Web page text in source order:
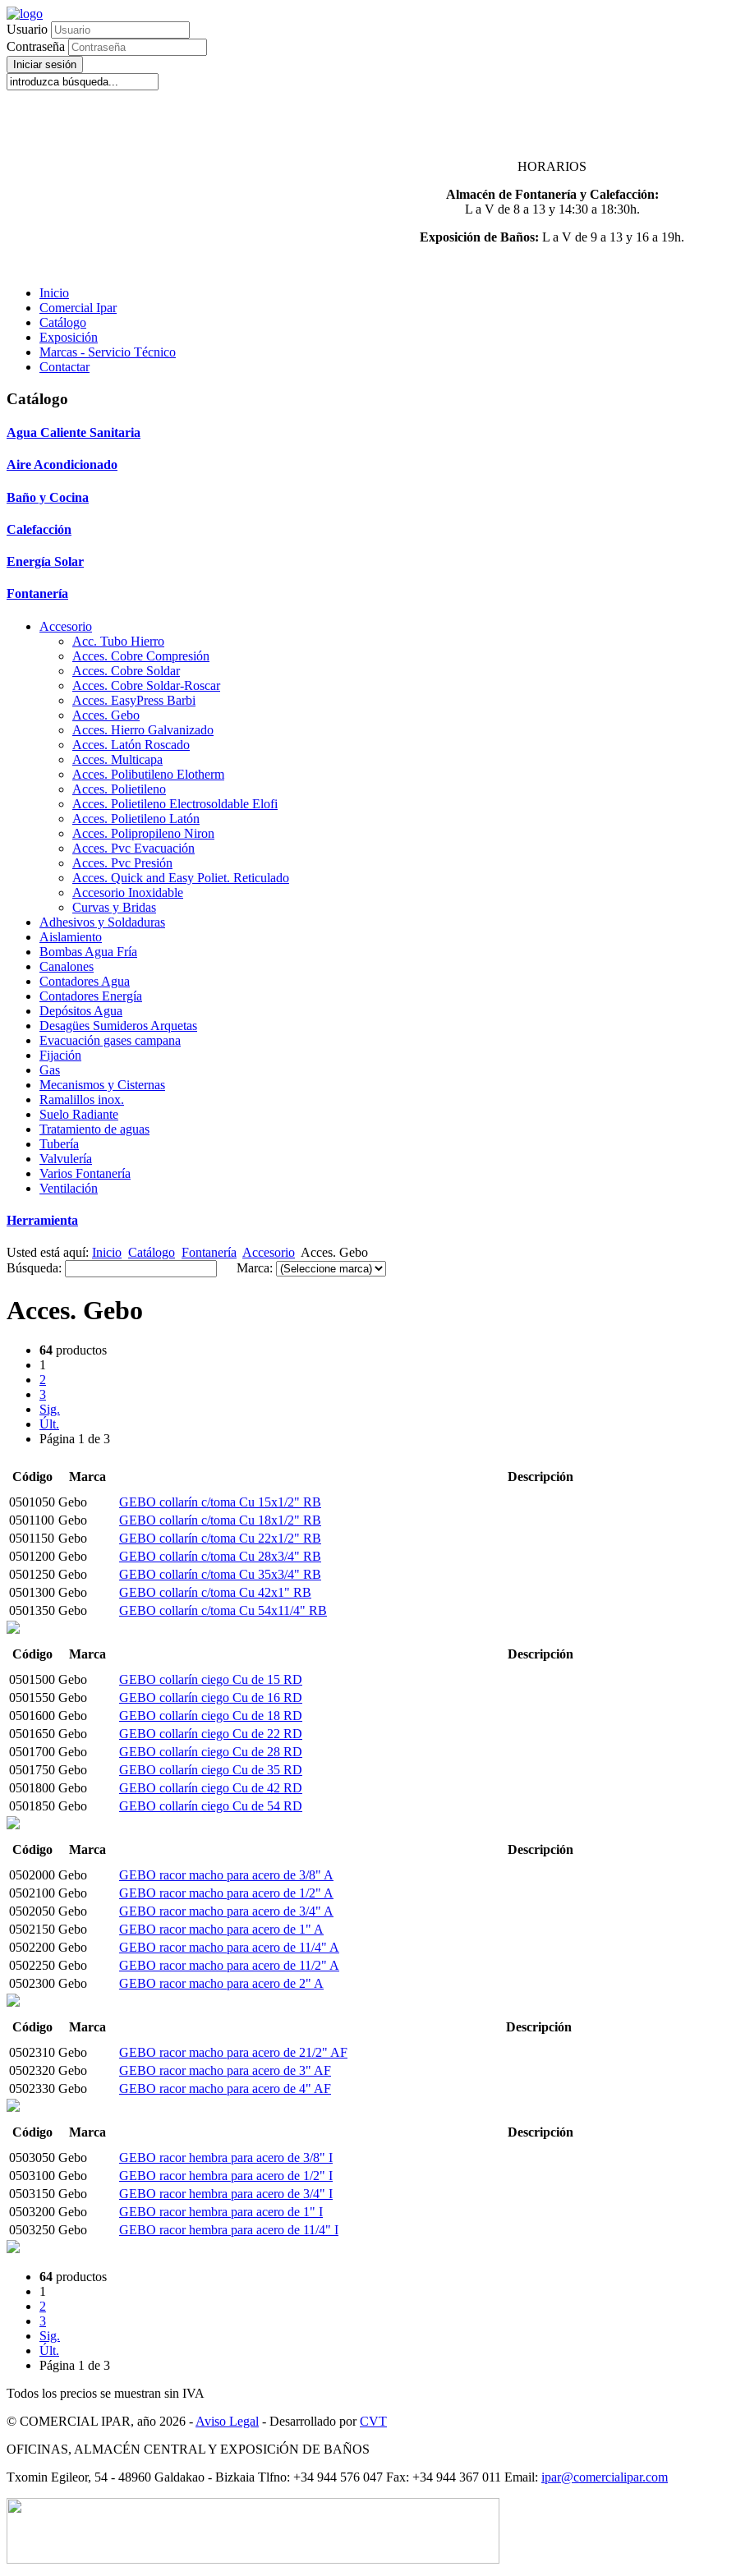
Usuario
Contraseña
Iniciar sesión
HORARIOS
Almacén de Fontanería y Calefacción:
L a V de 8 a 13 y 14:30 a 18:30h.
Exposición de Baños: L a V de 9 a 13 y 16 a 19h.
Inicio
Comercial Ipar
Catálogo
Exposición
Marcas - Servicio Técnico
Contactar
Catálogo
Agua Caliente Sanitaria
Aire Acondicionado
Baño y Cocina
Calefacción
Energía Solar
Fontanería
Accesorio
Acc. Tubo Hierro
Acces. Cobre Compresión
Acces. Cobre Soldar
Acces. Cobre Soldar-Roscar
Acces. EasyPress Barbi
Acces. Gebo
Acces. Hierro Galvanizado
Acces. Latón Roscado
Acces. Multicapa
Acces. Polibutileno Elotherm
Acces. Polietileno
Acces. Polietileno Electrosoldable Elofi
Acces. Polietileno Latón
Acces. Polipropileno Niron
Acces. Pvc Evacuación
Acces. Pvc Presión
Acces. Quick and Easy Poliet. Reticulado
Accesorio Inoxidable
Curvas y Bridas
Adhesivos y Soldaduras
Aislamiento
Bombas Agua Fría
Canalones
Contadores Agua
Contadores Energía
Depósitos Agua
Desagües Sumideros Arquetas
Evacuación gases campana
Fijación
Gas
Mecanismos y Cisternas
Ramalillos inox.
Suelo Radiante
Tratamiento de aguas
Tubería
Valvulería
Varios Fontanería
Ventilación
Herramienta
Usted está aquí: Inicio Catálogo Fontanería Accesorio Acces. Gebo
Búsqueda:
Marca:
Acces. Gebo
64 productos
1
2
3
Sig.
Últ.
Página 1 de 3
Código Marca
Descripción
0501050 Gebo
GEBO collarín c/toma Cu 15x1/2" RB
0501100 Gebo
GEBO collarín c/toma Cu 18x1/2" RB
0501150 Gebo
GEBO collarín c/toma Cu 22x1/2" RB
0501200 Gebo
GEBO collarín c/toma Cu 28x3/4" RB
0501250 Gebo
GEBO collarín c/toma Cu 35x3/4" RB
0501300 Gebo
GEBO collarín c/toma Cu 42x1" RB
0501350 Gebo GEBO collarín c/toma Cu 54x11/4" RB
Código Marca
Descripción
0501500 Gebo
GEBO collarín ciego Cu de 15 RD
0501550 Gebo
GEBO collarín ciego Cu de 16 RD
0501600 Gebo
GEBO collarín ciego Cu de 18 RD
0501650 Gebo
GEBO collarín ciego Cu de 22 RD
0501700 Gebo
GEBO collarín ciego Cu de 28 RD
0501750 Gebo
GEBO collarín ciego Cu de 35 RD
0501800 Gebo
GEBO collarín ciego Cu de 42 RD
0501850 Gebo GEBO collarín ciego Cu de 54 RD
Código Marca
Descripción
0502000 Gebo
GEBO racor macho para acero de 3/8" A
0502100 Gebo
GEBO racor macho para acero de 1/2" A
0502050 Gebo
GEBO racor macho para acero de 3/4" A
0502150 Gebo
GEBO racor macho para acero de 1" A
0502200 Gebo
GEBO racor macho para acero de 11/4" A
0502250 Gebo
GEBO racor macho para acero de 11/2" A
0502300 Gebo GEBO racor macho para acero de 2" A
Código Marca
Descripción
0502310 Gebo
GEBO racor macho para acero de 21/2" AF
0502320 Gebo
GEBO racor macho para acero de 3" AF
0502330 Gebo GEBO racor macho para acero de 4" AF
Código Marca
Descripción
0503050 Gebo
GEBO racor hembra para acero de 3/8" I
0503100 Gebo
GEBO racor hembra para acero de 1/2" I
0503150 Gebo
GEBO racor hembra para acero de 3/4" I
0503200 Gebo
GEBO racor hembra para acero de 1" I
0503250 Gebo GEBO racor hembra para acero de 11/4" I
64 productos
1
2
3
Sig.
Últ.
Página 1 de 3
Todos los precios se muestran sin IVA
© COMERCIAL IPAR, año 2026 - Aviso Legal - Desarrollado porCVT
OFICINAS, ALMACÉN CENTRAL Y EXPOSICiÓN DE BAÑOS
Txomin Egileor, 54 - 48960 Galdakao - Bizkaia Tlfno: +34 944 576 047 Fax: +34 944 367 011 Email: ipar@comercialipar.com